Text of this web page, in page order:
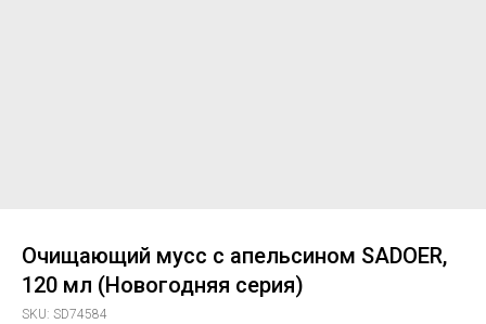
Очищающий мусс с апельсином SADOER,
120 мл (Новогодняя серия)
SKU: SD74584